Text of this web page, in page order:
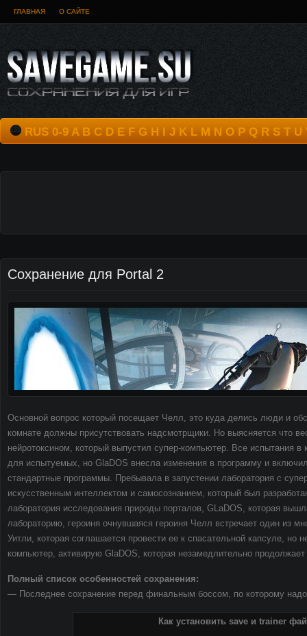
ГЛАВНАЯ О САЙТЕ
RUS 0-9 A B C D E F G H I J K L M N O P Q R S T U
Сохранение для Portal 2
Основной вопрос который посещает Челл, это куда делись люди и
комнате должны присутствовать надсмотрщики. Но выясняется что
нейротоксином, который выпустил супер-компьютер. Все испытания
для испытуемых, но GlaDOS внесла изменения в программу и
стандартные программы. Пребывала в запустении лаборатория с
искусственным интеллектом и самосознанием, который был
лаборатория исследования природы порталов, GLaDOS, которая
лабораторию, героиня очнувшаяся героиня Челл встречает один из
Уитли, которая соглашается провести ее к спасательной капсуле, но
компьютер, активирую GlaDOS, которая незамедлительно
Полный список особенностей сохранения:
— Последнее сохранение перед финальным боссом, по которому
Как установить save и trainer